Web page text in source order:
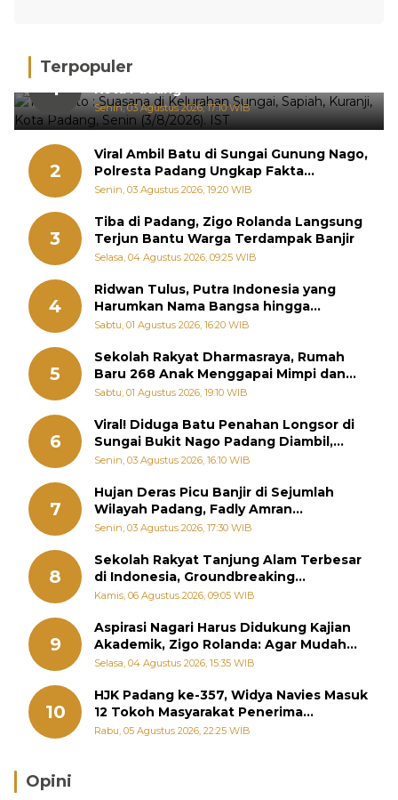
Terpopuler
1
Hujan Deras, 15 Titik Banjir Terdeteksi di
Kota Padang
Senin, 03 Agustus 2026, 17:10 WIB
2
Viral Ambil Batu di Sungai Gunung Nago,
Polresta Padang Ungkap Fakta
Sebenarnya
Senin, 03 Agustus 2026, 19:20 WIB
3
Tiba di Padang, Zigo Rolanda Langsung
Terjun Bantu Warga Terdampak Banjir
Selasa, 04 Agustus 2026, 09:25 WIB
4
Ridwan Tulus, Putra Indonesia yang
Harumkan Nama Bangsa hingga
Diabadikan dalam Buku Jepang
Sabtu, 01 Agustus 2026, 16:20 WIB
5
Sekolah Rakyat Dharmasraya, Rumah
Baru 268 Anak Menggapai Mimpi dan
Memutus Rantai Kemiskinan
Sabtu, 01 Agustus 2026, 19:10 WIB
6
Viral! Diduga Batu Penahan Longsor di
Sungai Bukit Nago Padang Diambil,
Warga Khawatir Bencana Terulang
Senin, 03 Agustus 2026, 16:10 WIB
7
Hujan Deras Picu Banjir di Sejumlah
Wilayah Padang, Fadly Amran
Perintahkan OPD Siaga
Senin, 03 Agustus 2026, 17:30 WIB
8
Sekolah Rakyat Tanjung Alam Terbesar
di Indonesia, Groundbreaking
September
Kamis, 06 Agustus 2026, 09:05 WIB
9
Aspirasi Nagari Harus Didukung Kajian
Akademik, Zigo Rolanda: Agar Mudah
Diperjuangkan di Kementerian
Selasa, 04 Agustus 2026, 15:35 WIB
10
HJK Padang ke-357, Widya Navies Masuk
12 Tokoh Masyarakat Penerima
Penghargaan Pemko Padang
Rabu, 05 Agustus 2026, 22:25 WIB
Opini
Brasil Lebih Diunggulkan, tetapi Jepang Selalu